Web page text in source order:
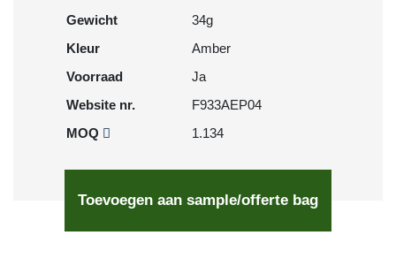
Gewicht
34g
Kleur
Amber
Voorraad
Ja
Website nr.
F933AEP04
MOQ
1.134
Toevoegen aan sample/offerte bag